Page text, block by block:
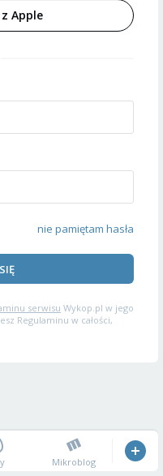
Apple
nie pamiętam hasła
serwisu Wykop.pl w jego
Regulaminu w całości,
Mikroblog